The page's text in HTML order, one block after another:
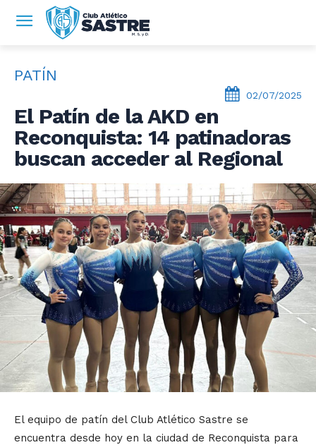
PATÍN
02/07/2025
El Patín de la AKD en
Reconquista: 14 patinadoras
buscan acceder al Regional
El equipo de patín del Club Atlético Sastre se
encuentra desde hoy en la ciudad de Reconquista para